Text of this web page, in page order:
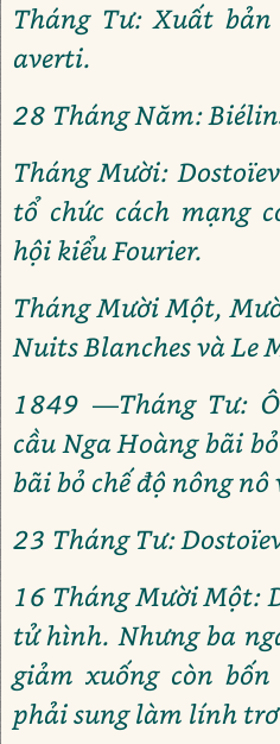
Tháng Tư: Xuất bản
averti.
28 Tháng Năm:
Tháng Mười:
tổ chức cách mạng
hội kiểu Fourier.
Tháng Mười Một,
Nuits Blanches và Le
1849 —Tháng Tư:
cầu Nga Hoàng bãi
bãi bỏ chế độ nông
23 Tháng Tư:
16 Tháng Mười Một:
tử hình. Nhưng ba
giảm xuống còn
phải sung làm lính